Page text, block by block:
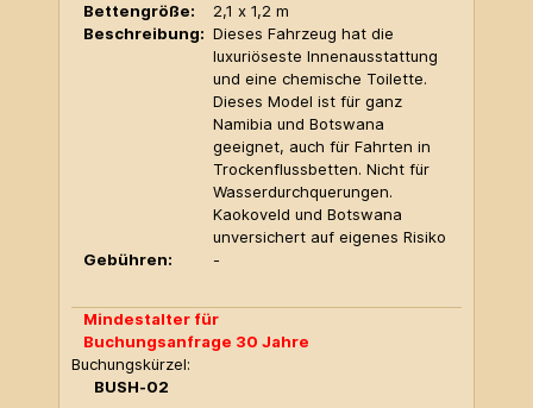
Bettengröße:
2,1 x 1,2 m
Beschreibung: Dieses Fahrzeug hat die
luxuriöseste Innenausstattung
und eine chemische Toilette.
Dieses Model ist für ganz
Namibia und Botswana
geeignet, auch für Fahrten in
Trockenflussbetten. Nicht für
Wasserdurchquerungen.
Kaokoveld und Botswana
unversichert auf eigenes Risiko
Gebühren:
-
Mindestalter für
Buchungsanfrage 30 Jahre
Buchungskürzel:
BUSH-02